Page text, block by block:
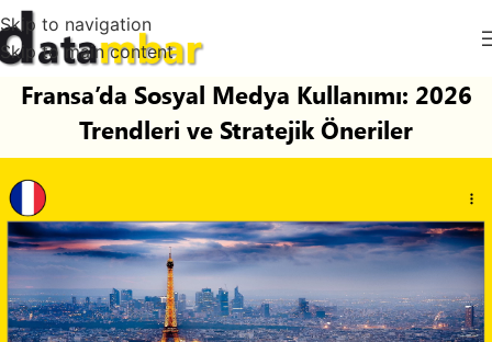
Skip to navigation
Skip to main content
Fransa’da Sosyal Medya Kullanımı: 2026
Trendleri ve Stratejik Öneriler